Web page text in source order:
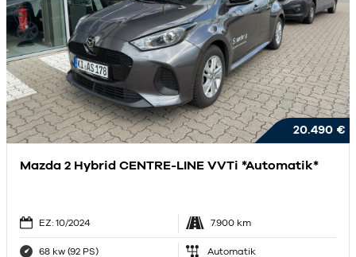
20.490 €
Mazda 2 Hybrid CENTRE-LINE VVTi *Automatik*
EZ: 10/2024 7.900 km
68 kw (92 PS) Automatik